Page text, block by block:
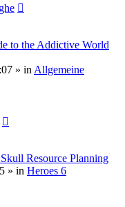
to the Addictive World
» in Allgemeine
Resource Planning
» in Heroes 6